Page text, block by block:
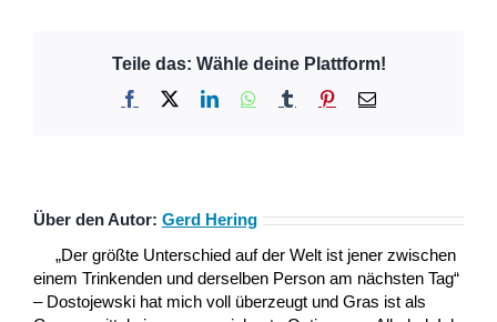
Teile das: Wähle deine Plattform!
Facebook LinkedInWhatsApp
Tumblr Pinterest
E-
Über den Autor: Gerd Hering
„Der größte Unterschied auf der Welt ist jener zwischen
einem Trinkenden und derselben Person am nächsten Tag“
– Dostojewski hat mich voll überzeugt und Gras ist als